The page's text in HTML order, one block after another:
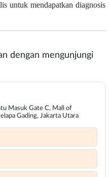
untuk mendapatkan diagnosis
dengan mengunjungi
Masuk Gate C, Mall of
Gading, Jakarta Utara